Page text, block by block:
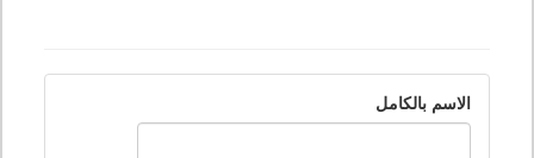
الاسم بالكامل